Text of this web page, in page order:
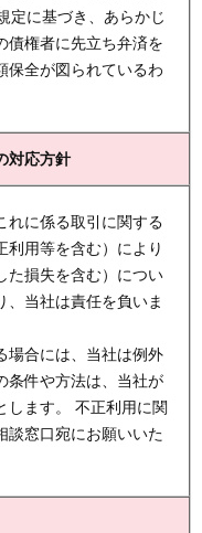
定に基づき、あらかじ
債権者に先立ち弁済を
全が図られているわ
対応方針
れに係る取引に関する
利用等を含む）により
た損失を含む）につい
、当社は責任を負いま
場合には、当社は例外
条件や方法は、当社が
します。 不正利用に関
談窓口宛にお願いいた